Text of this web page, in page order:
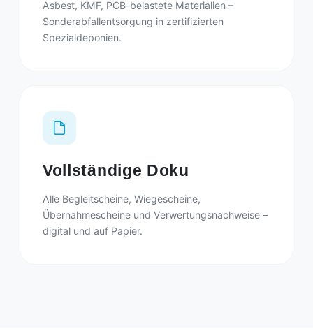
Asbest, KMF, PCB-belastete Materialien –
Sonderabfallentsorgung in zertifizierten
Spezialdeponien.
Vollständige Doku
Alle Begleitscheine, Wiegescheine,
Übernahmescheine und Verwertungsnachweise –
digital und auf Papier.